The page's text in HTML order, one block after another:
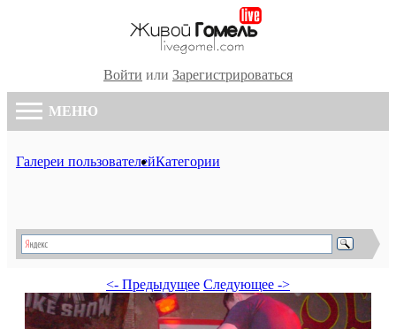
Войти или Зарегистрироваться
МЕНЮ
Галереи пользователейКатегории
<- Предыдущее Следующее ->